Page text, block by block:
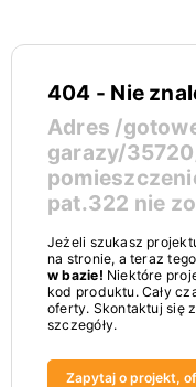
404 - Nie
Adres /
garazy/
pat.322 nie
Jeżeli szukasz
na stronie, a teraz
w bazie! Niektóre
kod produktu. Cały
oferty. Skontaktuj się
szczegóły.
Zapytaj o projekt,